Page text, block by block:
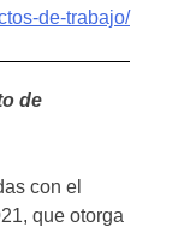
de-trabajo/
de
con el
que otorga